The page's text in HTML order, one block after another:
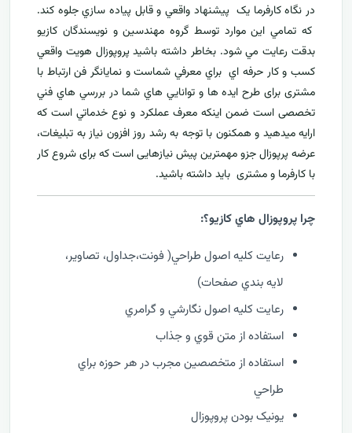
در نگاه کارفرما يک پيشنهاد واقعي و قابل پياده سازي جلوه کند.
که تمامي اين موارد توسط گروه مهندسين و نويسندگان کازيو
بدقت رعايت مي شود. بخاطر داشته باشيد پروپوزال هويت واقعي
کسب و کار حرفه اي براي معرفيشماست و نمایانگر فن ارتباط با
مشتری برای طرح ايده ها و توانايي هاي شما در بررسي هاي فني
تخصصی است ضمن اینکه معرف عملکرد و نوع خدماتي است که
ارايه ميدهید و همکنون با توجه به رشد روز افزون نياز به تبليغات،
عرضه پرپوزال جزو مهمترين پیش نیازهایی است که برای شروع کار
با کارفرما و مشتری بايد داشته باشيد.
چرا پروپوزال هاي کازيو؟:
رعايت کليه اصول طراحي( فونت،جداول، تصاوير،
لايه بندي صفحات)
رعايت کليه اصول نگارشي و گرامري
استفاده از متن قوي و جذاب
استفاده از متخصصين مجرب در هر حوزه براي
طراحي
يونيک بودن پروپوزال